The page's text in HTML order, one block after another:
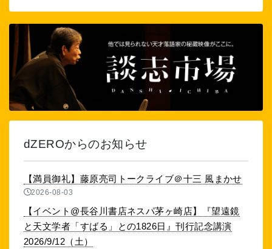
dZEROからのお知らせ
【満員御礼】藤原亮司トークライブ＠十三 風まかせ
2026-08-03
【イベント@長谷川書店ネスパ茅ヶ崎店】『望遠鏡
と天文学者「すばる」との1826日』刊行記念講演
2026/9/12（土）